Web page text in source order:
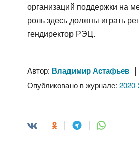
организаций поддержки на
роль здесь должны играть
гендиректор РЭЦ.
Автор: Владимир Астафьев|
Опубликовано в журнале: